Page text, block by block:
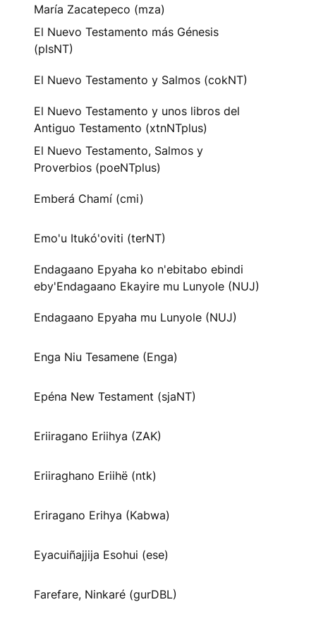
María Zacatepeco (mza)
El Nuevo Testamento más Génesis
(plsNT)
El Nuevo Testamento y Salmos (cokNT)
El Nuevo Testamento y unos libros del
Antiguo Testamento (xtnNTplus)
El Nuevo Testamento, Salmos y
Proverbios (poeNTplus)
Emberá Chamí (cmi)
Emo'u Itukó'oviti (terNT)
Endagaano Epyaha ko n'ebitabo ebindi
eby'Endagaano Ekayire mu Lunyole (NUJ)
Endagaano Epyaha mu Lunyole (NUJ)
Enga Niu Tesamene (Enga)
Epéna New Testament (sjaNT)
Eriiragano Eriihya (ZAK)
Eriiraghano Eriihë (ntk)
Eriragano Erihya (Kabwa)
Eyacuiñajjija Esohui (ese)
Farefare, Ninkaré (gurDBL)